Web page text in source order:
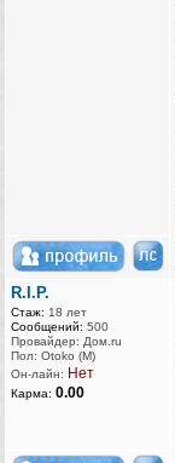
R.I.P.
Стаж: 18 лет
Сообщений: 500
Провайдер: Дом.ru
Пол: Otoko (M)
Он-лайн: Нет
Карма: 0.00